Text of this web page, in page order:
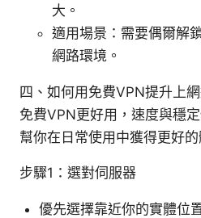
大。
適用場景：需要偶爾解
網路環境。
四、如何用免費VPN提升上
免費VPN更好用，速度與穩
幫你在日常使用中獲得更好的
步驟1：選對伺服器
優先選擇靠近你的實體位